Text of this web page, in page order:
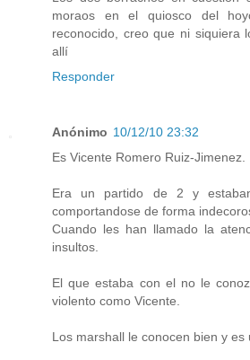
moraos en el quiosco del
reconocido, creo que ni siquiera
allí
Responder
Anónimo 10/12/10 23:32
Es Vicente Romero Ruiz-Jimenez.
Era un partido de 2 y
comportandose de forma
Cuando les han llamado la
insultos.
El que estaba con el no le
violento como Vicente.
Los marshall le conocen bien y es